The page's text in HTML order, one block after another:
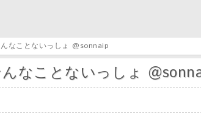
なことないっしょ @sonnaip
なことないっしょ